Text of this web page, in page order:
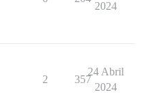
2024
2 357
24 Abril
2024